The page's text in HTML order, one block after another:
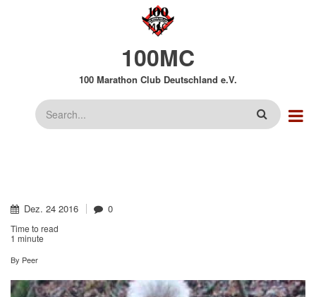
100MC
100 Marathon Club Deutschland e.V.
Suche
Dez. 24 2016 0
Time to read
1 minute
By Peer